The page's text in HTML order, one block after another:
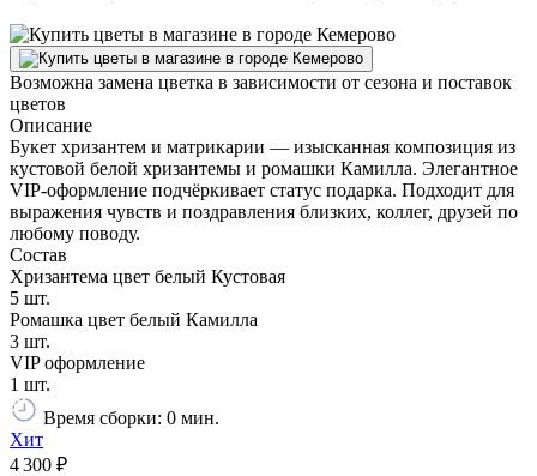
Возможна замена цветка в зависимости от сезона и поставок
цветов
Описание
Букет хризантем и матрикарии — изысканная композиция из
кустовой белой хризантемы и ромашки Камилла. Элегантное
VIP-оформление подчёркивает статус подарка. Подходит для
выражения чувств и поздравления близких, коллег, друзей по
любому поводу.
Состав
Хризантема цвет белый Кустовая
5 шт.
Ромашка цвет белый Камилла
3 шт.
VIP оформление
1 шт.
Время сборки: 0 мин.
Хит
4 300 ₽